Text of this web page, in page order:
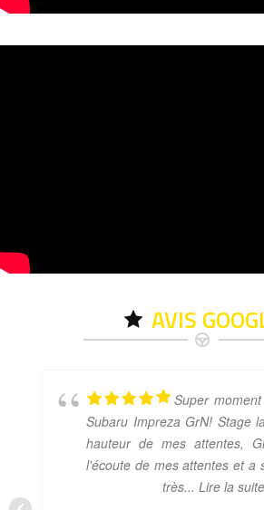
AVIS
Super
Subaru Impreza GrN! Stage
hauteur de mes attentes,
l'écoute de mes attentes et a
très... Lire la suite